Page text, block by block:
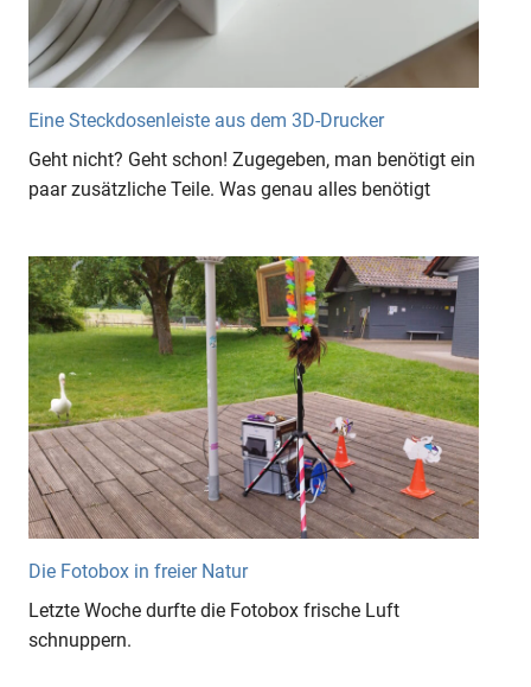
Eine Steckdosenleiste aus dem 3D-Drucker
Geht nicht? Geht schon! Zugegeben, man benötigt ein
paar zusätzliche Teile. Was genau alles benötigt
Die Fotobox in freier Natur
Letzte Woche durfte die Fotobox frische Luft
schnuppern.